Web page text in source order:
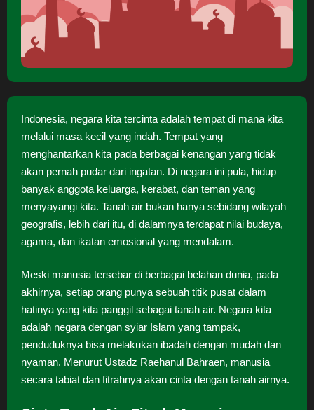
Indonesia, negara kita tercinta adalah tempat di mana kita
melalui masa kecil yang indah. Tempat yang
menghantarkan kita pada berbagai kenangan yang tidak
akan pernah pudar dari ingatan. Di negara ini pula, hidup
banyak anggota keluarga, kerabat, dan teman yang
menyayangi kita. Tanah air bukan hanya sebidang wilayah
geografis, lebih dari itu, di dalamnya terdapat nilai budaya,
agama, dan ikatan emosional yang mendalam.
Meski manusia tersebar di berbagai belahan dunia, pada
akhirnya, setiap orang punya sebuah titik pusat dalam
hatinya yang kita panggil sebagai tanah air. Negara kita
adalah negara dengan syiar Islam yang tampak,
penduduknya bisa melakukan ibadah dengan mudah dan
nyaman. Menurut Ustadz Raehanul Bahraen, manusia
secara tabiat dan fitrahnya akan cinta dengan tanah airnya.